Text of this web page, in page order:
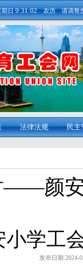
期日9:31:03农历 请调整您
法律法规 民主
——颜安
学工会
发布日期